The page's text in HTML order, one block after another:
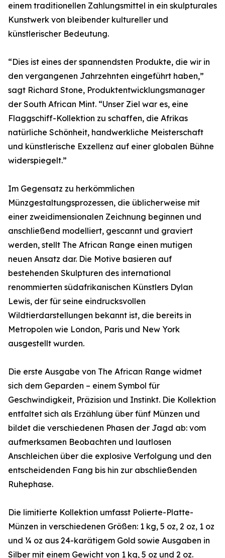
einem traditionellen Zahlungsmittel in ein skulpturales
Kunstwerk von bleibender kultureller und
künstlerischer Bedeutung.
“Dies ist eines der spannendsten Produkte, die wir in
den vergangenen Jahrzehnten eingeführt haben,”
sagt Richard Stone, Produktentwicklungsmanager
der South African Mint. “Unser Ziel war es, eine
Flaggschiff-Kollektion zu schaffen, die Afrikas
natürliche Schönheit, handwerkliche Meisterschaft
und künstlerische Exzellenz auf einer globalen Bühne
widerspiegelt.”
Im Gegensatz zu herkömmlichen
Münzgestaltungsprozessen, die üblicherweise mit
einer zweidimensionalen Zeichnung beginnen und
anschließend modelliert, gescannt und graviert
werden, stellt The African Range einen mutigen
neuen Ansatz dar. Die Motive basieren auf
bestehenden Skulpturen des international
renommierten südafrikanischen Künstlers Dylan
Lewis, der für seine eindrucksvollen
Wildtierdarstellungen bekannt ist, die bereits in
Metropolen wie London, Paris und New York
ausgestellt wurden.
Die erste Ausgabe von The African Range widmet
sich dem Geparden – einem Symbol für
Geschwindigkeit, Präzision und Instinkt. Die Kollektion
entfaltet sich als Erzählung über fünf Münzen und
bildet die verschiedenen Phasen der Jagd ab: vom
aufmerksamen Beobachten und lautlosen
Anschleichen über die explosive Verfolgung und den
entscheidenden Fang bis hin zur abschließenden
Ruhephase.
Die limitierte Kollektion umfasst Polierte-Platte-
Münzen in verschiedenen Größen: 1 kg, 5 oz, 2 oz, 1 oz
und ¼ oz aus 24-karätigem Gold sowie Ausgaben in
Silber mit einem Gewicht von 1 kg, 5 oz und 2 oz.